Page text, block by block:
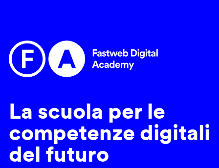
La scuola per le
competenze digitali
del futuro